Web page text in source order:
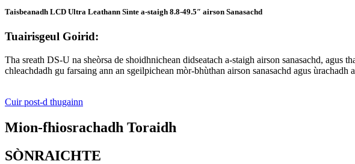
Taisbeanadh LCD Ultra Leathann Sìnte a-staigh 8.8-49.5″ airson Sanasachd
Tuairisgeul Goirid:
Tha sreath DS-U na sheòrsa de shoidhnichean didseatach a-staigh airson sanasachd,
chleachdadh gu farsaing ann an sgeilpichean mòr-bhùthan airson sanasachd agus ùrachadh
Cuir post-d thugainn
Mion-fhiosrachadh Toraidh
SÒNRAICHTE